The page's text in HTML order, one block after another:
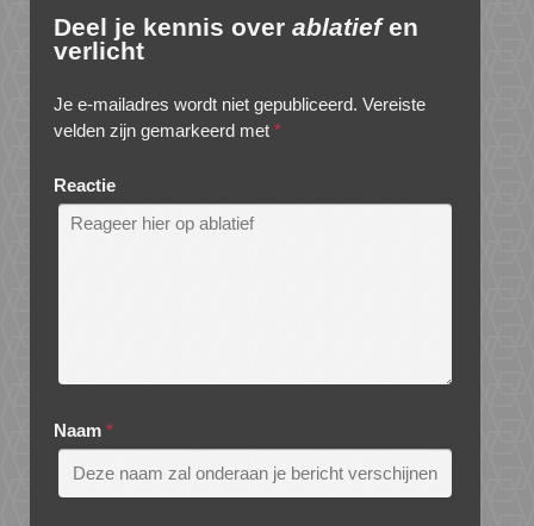
Deel je kennis over ablatiefen
verlicht
Je e-mailadres wordt niet gepubliceerd. Vereiste
velden zijn gemarkeerd met *
Reactie
Naam *